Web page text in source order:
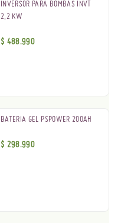
INVERSOR PARA BOMBAS INVT
2,2 KW
$ 488.990
BATERIA GEL PSPOWER 200AH
$ 298.990